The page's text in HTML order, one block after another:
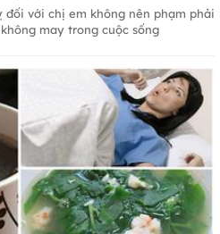
với chị em không nên phạm phải
may trong cuộc sống